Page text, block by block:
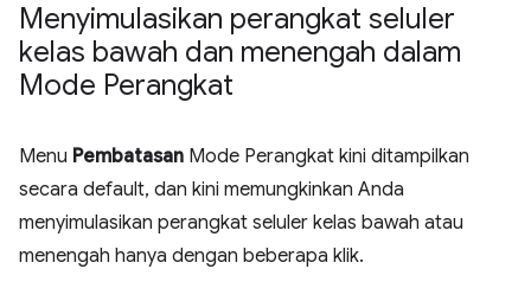
Menyimulasikan perangkat seluler
kelas bawah dan menengah dalam
Mode Perangkat
Menu Pembatasan Mode Perangkat kini ditampilkan
secara default, dan kini memungkinkan Anda
menyimulasikan perangkat seluler kelas bawah atau
menengah hanya dengan beberapa klik.